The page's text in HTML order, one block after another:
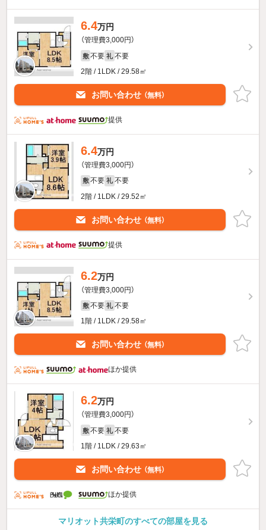
6.4万円
（管理費3,000円）
敷 不要 礼 不要
2階 / 1LDK / 29.58㎡
お問い合わせ （無料）
提供
6.4万円
（管理費3,000円）
敷 不要 礼 不要
2階 / 1LDK / 29.52㎡
お問い合わせ （無料）
提供
6.2万円
（管理費3,000円）
敷 不要 礼 不要
1階 / 1LDK / 29.58㎡
お問い合わせ （無料）
ほか提供
6.2万円
（管理費3,000円）
敷 不要 礼 不要
1階 / 1LDK / 29.63㎡
お問い合わせ （無料）
ほか提供
マリオット共栄町のすべての部屋を見る